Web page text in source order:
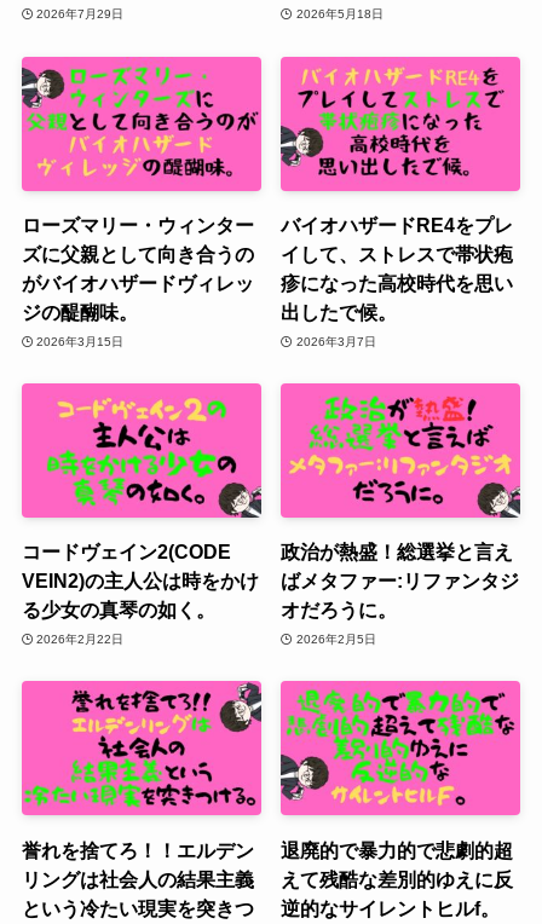
2026年7月29日 2026年5月18日
ローズマリー・ウィンター
ズに父親として向き合うの
がバイオハザードヴィレッ
ジの醍醐味。
2026年3月15日
バイオハザードRE4をプレ
イして、ストレスで帯状疱
疹になった高校時代を思い
出したで候。
2026年3月7日
コードヴェイン2(CODE
VEIN2)の主人公は時をかけ
る少女の真琴の如く。
2026年2月22日
政治が熱盛！総選挙と言え
ばメタファー:リファンタジ
オだろうに。
2026年2月5日
誉れを捨てろ！！エルデン
リングは社会人の結果主義
という冷たい現実を突きつ
退廃的で暴力的で悲劇的超
えて残酷な差別的ゆえに反
逆的なサイレントヒルf。